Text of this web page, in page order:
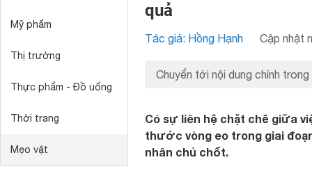
Mỹ phẩm
Thị trường
Thực phẩm - Đồ uống
Thời trang
Mẹo vặt
quả
Tác giả: Hồng Hạnh Cập nhật
Chuyển tới nội dung chính trong
Có sự liên hệ chặt chẽ giữa
thước vòng eo trong giai
nhân chủ chốt.